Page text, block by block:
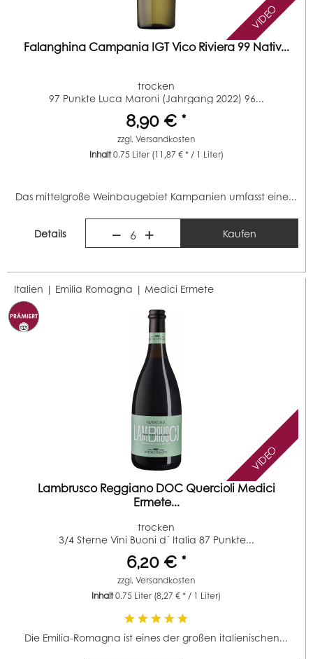
VIDEO
Falanghina Campania IGT Vico Riviera 99 Nativ...
trocken
97 Punkte Luca Maroni (Jahrgang 2022) 96...
8,90 € *
zzgl.Versandkosten
Inhalt0.75 Liter (11,87 € * / 1 Liter)
Das mittelgroße Weinbaugebiet Kampanien umfasst eine...
Details 6 Kaufen
Italien | Emilia Romagna |Medici Ermete
VIDEO
Lambrusco Reggiano DOC Quercioli Medici
Ermete...
trocken
3/4 Sterne Vini Buoni d´ Italia 87 Punkte...
6,20 € *
zzgl.Versandkosten
Inhalt0.75 Liter (8,27 € * / 1 Liter)
Die Emilia-Romagna ist eines der großen italienischen...